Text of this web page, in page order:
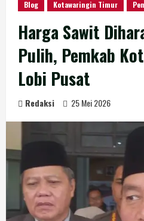
Blog Kotawaringin Timur
Harga Sawit
Pulih, Pemkab
Lobi Pusat
Redaksi 25 Mei 2026